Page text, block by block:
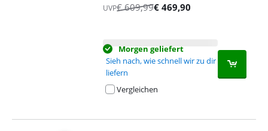
UVP€609,99€ 469,90
Morgen geliefert
Sieh nach, wie schnell wir zu dir
liefern
Vergleichen